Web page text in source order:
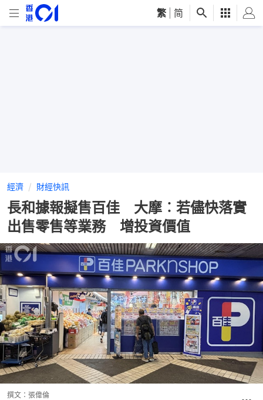
繁 简
經濟 財經快訊
長和據報擬售百佳 大摩︰若儘快落實
出售零售等業務 增投資價值
撰文： 張偉倫